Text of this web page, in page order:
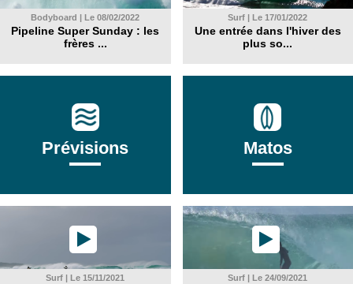
Bodyboard | Le 08/02/2022
Pipeline Super Sunday : les
frères ...
Surf | Le 17/01/2022
Une entrée dans l'hiver des
plus so...
Prévisions Matos
Surf | Le 15/11/2021 Surf | Le 24/09/2021